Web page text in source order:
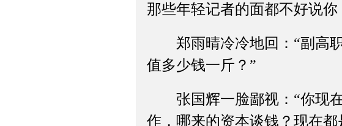
那些年轻记者的面都不好说
郑雨晴冷冷地回：“副高职
值多少钱一斤？”
张国辉一脸鄙视：“你现在
作，哪来的资本谈钱？现在